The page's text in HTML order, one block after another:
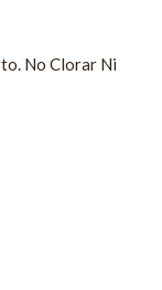
No Clorar Ni